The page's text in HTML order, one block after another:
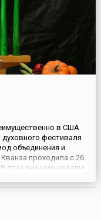
в США
фестиваля
объединения и
проходила с 26
праздничную неделю,
свечи (...